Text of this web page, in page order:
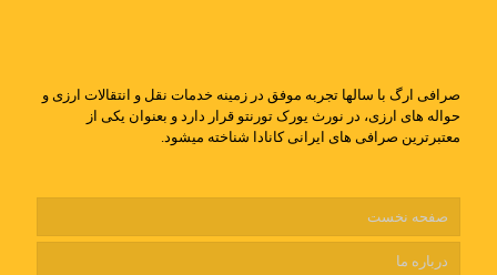
صرافی ارگ با سالها تجربه موفق در زمینه خدمات نقل و انتقالات ارزی و
حواله های ارزی، در نورث یورک تورنتو قرار دارد و بعنوان یکی از
معتبرترین صرافی های ایرانی کانادا شناخته میشود.
صفحه نخست
درباره ما